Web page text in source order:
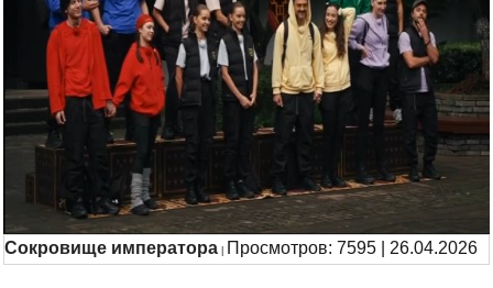
Сокровище императора Просмотров: 7595 | 26.04.2026